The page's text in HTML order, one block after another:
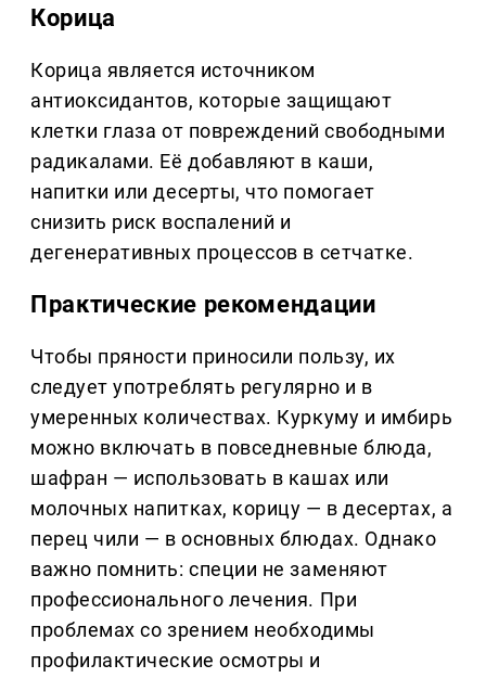
Корица
Корица является источником
антиоксидантов, которые защищают
клетки глаза от повреждений свободными
радикалами. Её добавляют в каши,
напитки или десерты, что помогает
снизить риск воспалений и
дегенеративных процессов в сетчатке.
Практические рекомендации
Чтобы пряности приносили пользу, их
следует употреблять регулярно и в
умеренных количествах. Куркуму и имбирь
можно включать в повседневные блюда,
шафран — использовать в кашах или
молочных напитках, корицу — в десертах, а
перец чили — в основных блюдах. Однако
важно помнить: специи не заменяют
профессионального лечения. При
проблемах со зрением необходимы
профилактические осмотры и